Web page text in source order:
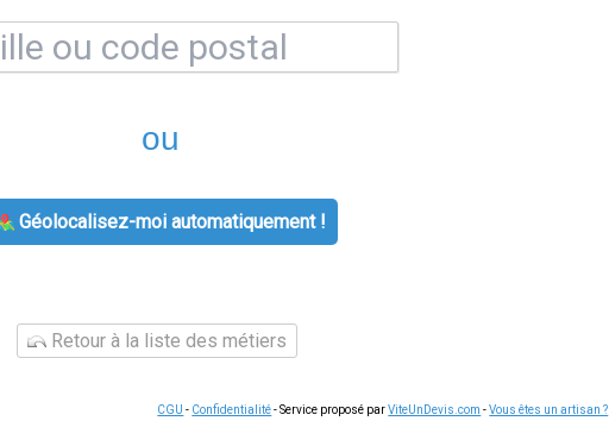
ou
Géolocalisez-moi automatiquement !
Retour à la liste des métiers
CGU - Confidentialité- Service proposé parViteUnDevis.com -Vous êtes un artisan ?